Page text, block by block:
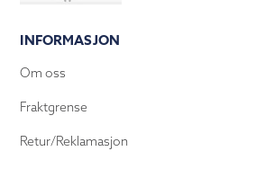
INFORMASJON
Om oss
Fraktgrense
Retur/Reklamasjon